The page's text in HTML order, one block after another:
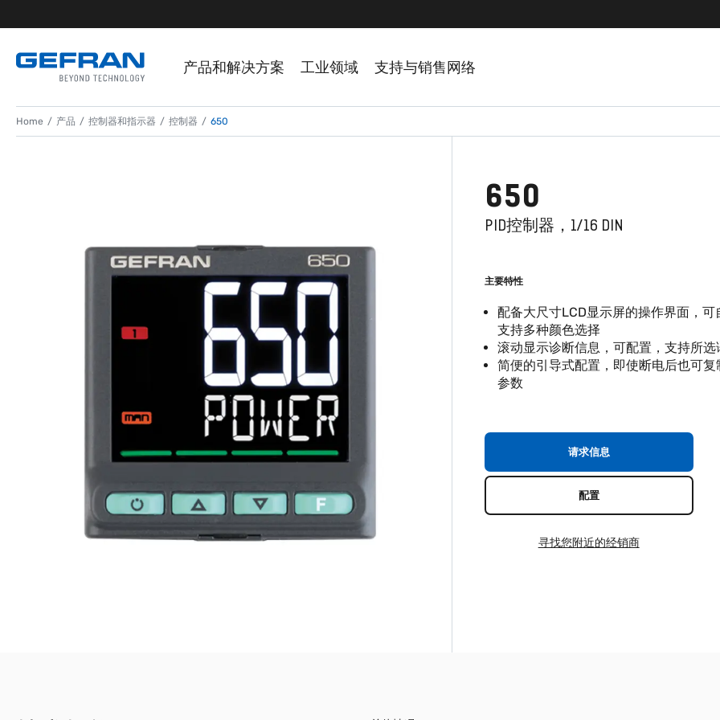
产品和解决方案 工业领域 支持与销售网络
Home 产品 控制器和指示器 控制器 650
650
PID控制器，1/16 DIN
主要特性
配备大尺寸LCD显示屏的操作界面，可
支持多种颜色选择
滚动显示诊断信息，可配置，支持所选
简便的引导式配置，即使断电后也可
参数
请求信息
配置
寻找您附近的经销商